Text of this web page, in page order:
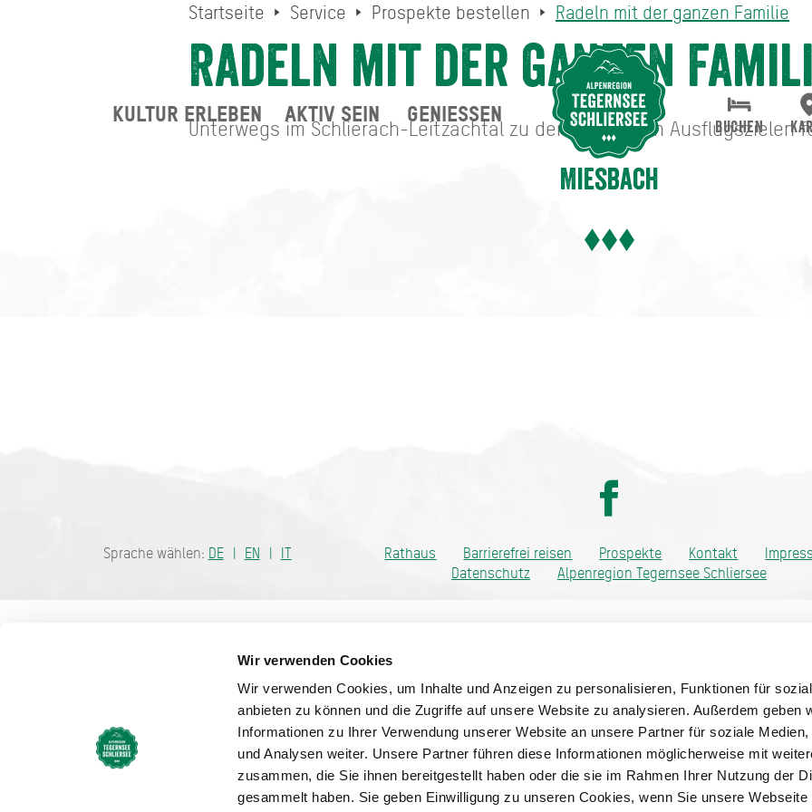
Wir verwenden Cookies
Wir verwenden Cookies, um Inhalte und Anzeigen zu personalisieren, Funktionen für
anbieten zu können und die Zugriffe auf unsere Website zu analysieren. Außerdem geben
Informationen zu Ihrer Verwendung unserer Website an unsere Partner für soziale Medien,
und Analysen weiter. Unsere Partner führen diese Informationen möglicherweise mit
zusammen, die Sie ihnen bereitgestellt haben oder die sie im Rahmen Ihrer Nutzung der
gesammelt haben. Sie geben Einwilligung zu unseren Cookies, wenn Sie unsere Webseite
Startseite Service Prospekte bestellen Radeln mit der ganzen Familie
Radeln mit der ganzen
Unterwegs im Schlierach-Leitzachtal zu den schönsten Ausflugszielen
Sprache wählen: DE EN IT Rathaus Barrierefrei reisen Prospekte Kontakt
Datenschutz
Alpenregion Tegernsee Schliersee
KULTUR ERLEBEN AKTIV SEIN GENIESSEN
Miesbach
BUCHEN
Suche abschicken